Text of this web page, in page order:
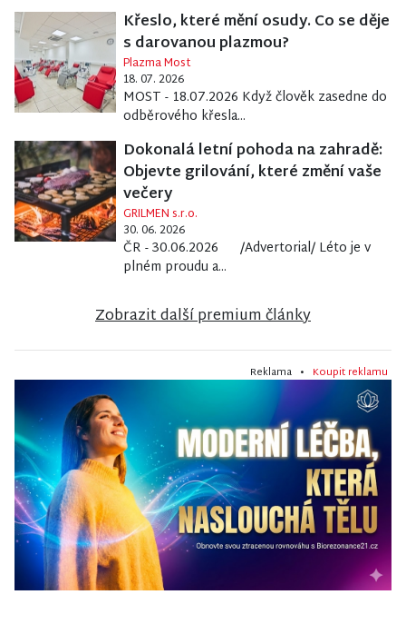
Křeslo, které mění osudy. Co se děje
s darovanou plazmou?
Plazma Most
18. 07. 2026
MOST - 18.07.2026 Když člověk zasedne do
odběrového křesla...
Dokonalá letní pohoda na zahradě:
Objevte grilování, které změní vaše
večery
GRILMEN s.r.o.
30. 06. 2026
ČR - 30.06.2026 /Advertorial/ Léto je v
plném proudu a...
Zobrazit další premium články
Reklama • Koupit reklamu